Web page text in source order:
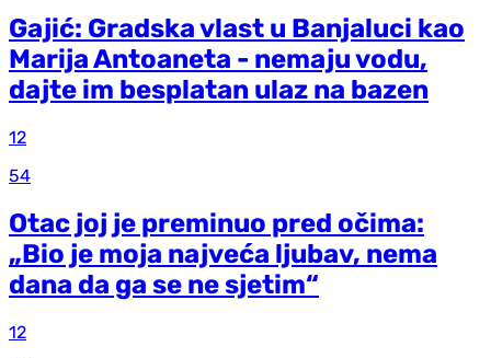
Gajić: Gradska vlast u Banjaluci kao
Marija Antoaneta - nemaju vodu,
dajte im besplatan ulaz na bazen
12
54
Otac joj je preminuo pred očima:
„Bio je moja najveća ljubav, nema
dana da ga se ne sjetim“
12